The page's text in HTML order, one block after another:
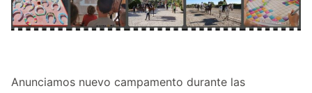
Anunciamos nuevo campamento durante las